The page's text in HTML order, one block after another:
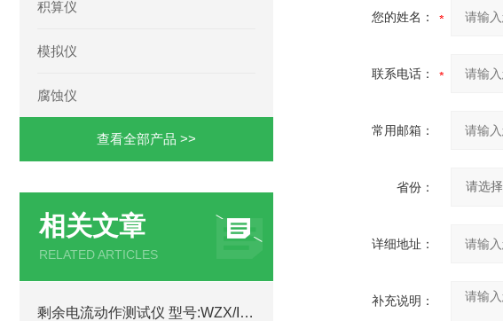
积算仪
模拟仪
腐蚀仪
查看全部产品 >>
相关文章
RELATED ARTICLES
剩余电流动作测试仪 型号:WZX/IDB-4的详细介绍
您的姓名：
联系电话：
常用邮箱：
省份：
详细地址：
补充说明：